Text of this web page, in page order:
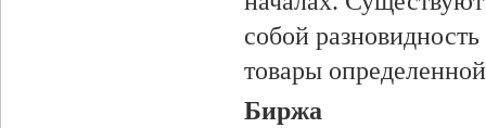
собой
товары
Биржа